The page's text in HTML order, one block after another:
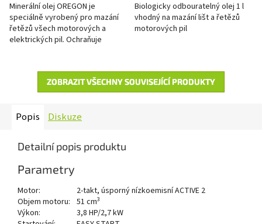
Minerální olej OREGON je
speciálně vyrobený pro mazání
řetězů všech motorových a
elektrických pil. Ochraňuje
Biologicky odbouratelný olej 1 l
vhodný na mazání lišt a řetězů
motorových pil
ZOBRAZIT VŠECHNY SOUVISEJÍCÍ PRODUKTY
Popis Diskuze
Detailní popis produktu
Parametry
Motor:
2-takt, úsporný nízkoemisní ACTIVE 2
Objem motoru: 51 cm3
Výkon:
3,8 HP/2,7 kW